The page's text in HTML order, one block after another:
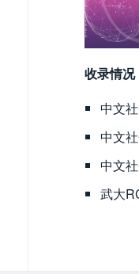
收录情况
中文
中文
中文
武大